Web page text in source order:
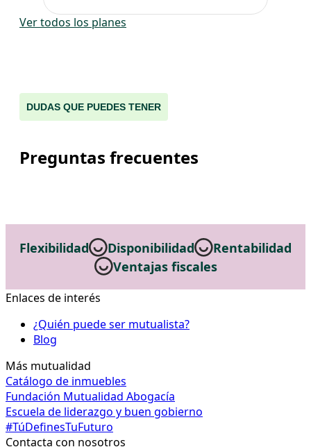
Ver todos los planes
DUDAS QUE PUEDES TENER
Preguntas frecuentes
Flexibilidad Disponibilidad
Rentabilidad
Ventajas fiscales
Enlaces de interés
¿Quién puede ser mutualista?
Blog
Más mutualidad
Catálogo de inmuebles
Fundación Mutualidad Abogacía
Escuela de liderazgo y buen gobierno
#TúDefinesTuFuturo
Contacta con nosotros